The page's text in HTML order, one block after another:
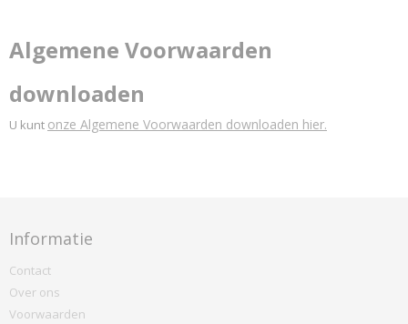
Algemene Voorwaarden
downloaden
U kunt onze Algemene Voorwaarden downloaden hier.
Informatie
Contact
Over ons
Voorwaarden